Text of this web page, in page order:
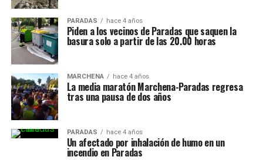
PARADAS hace 4 años
Piden a los vecinos de Paradas que saquen la
basura solo a partir de las 20.00 horas
MARCHENA hace 4 años
La media maratón Marchena-Paradas regresa
tras una pausa de dos años
PARADAS hace 4 años
Un afectado por inhalación de humo en un
incendio en Paradas